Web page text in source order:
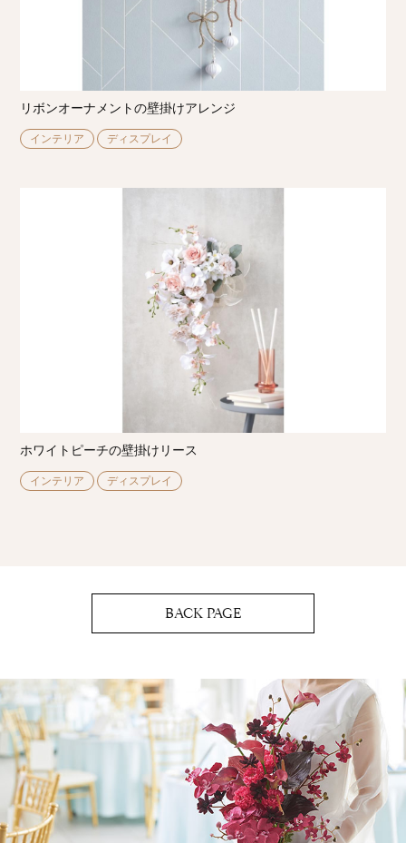
リボンオーナメントの壁掛けアレンジ
インテリア ディスプレイ
ホワイトピーチの壁掛けリース
インテリア ディスプレイ
BACK PAGE